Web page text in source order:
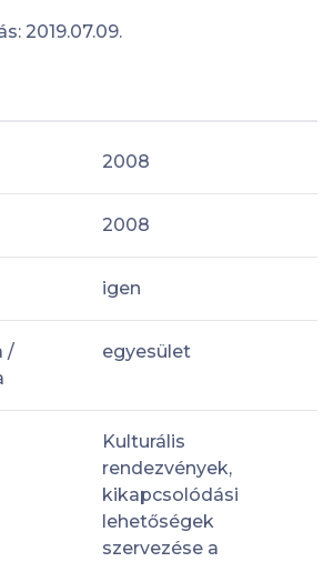
2019.07.09.
2008
2008
igen
/
egyesület
Kulturális
rendezvények,
kikapcsolódási
lehetőségek
szervezése a